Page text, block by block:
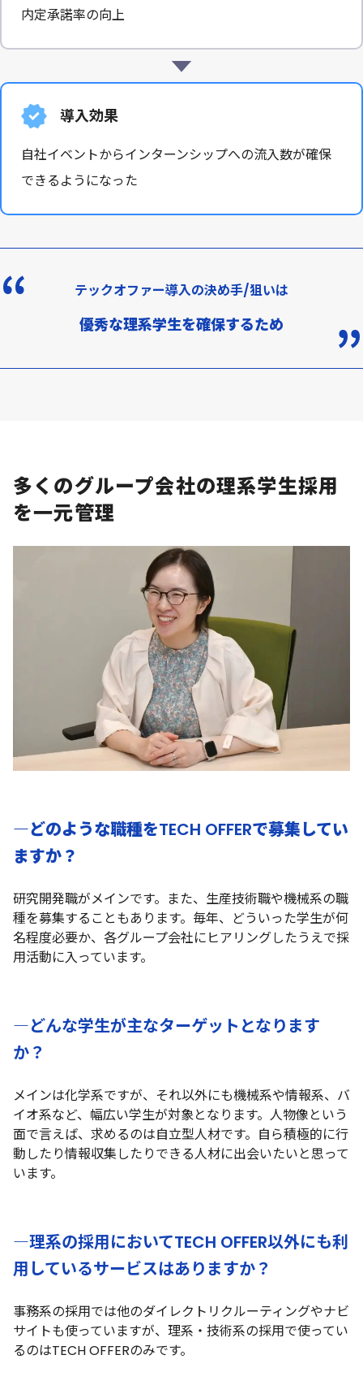
内定承諾率の向上
導入効果
自社イベントからインターンシップへの流入数が確保
できるようになった
テックオファー導入の決め手/狙いは
優秀な理系学生を確保するため
多くのグループ会社の理系学生採用
を一元管理
―どのような職種をTECH OFFERで募集してい
ますか？
研究開発職がメインです。また、生産技術職や機械系の職
種を募集することもあります。毎年、どういった学生が何
名程度必要か、各グループ会社にヒアリングしたうえで採
用活動に入っています。
―どんな学生が主なターゲットとなります
か？
メインは化学系ですが、それ以外にも機械系や情報系、バ
イオ系など、幅広い学生が対象となります。人物像という
面で言えば、求めるのは自立型人材です。自ら積極的に行
動したり情報収集したりできる人材に出会いたいと思って
います。
―理系の採用においてTECH OFFER以外にも利
用しているサービスはありますか？
事務系の採用では他のダイレクトリクルーティングやナビ
サイトも使っていますが、理系・技術系の採用で使ってい
るのはTECH OFFERのみです。